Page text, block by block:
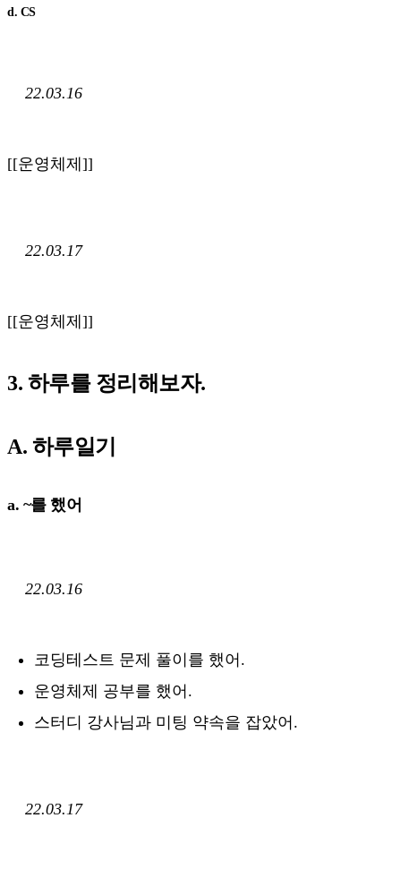
d. CS
22.03.16
[[운영체제]]
22.03.17
[[운영체제]]
3. 하루를 정리해보자.
A. 하루일기
a. ~를 했어
22.03.16
코딩테스트 문제 풀이를 했어.
운영체제 공부를 했어.
스터디 강사님과 미팅 약속을 잡았어.
22.03.17